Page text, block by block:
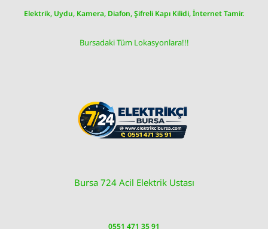
Elektrik, Uydu, Kamera, Diafon, Şifreli Kapı Kilidi, İnternet Tamir.
Bursadaki Tüm Lokasyonlara!!!
Bursa 724 Acil Elektrik Ustası
0551 471 35 91